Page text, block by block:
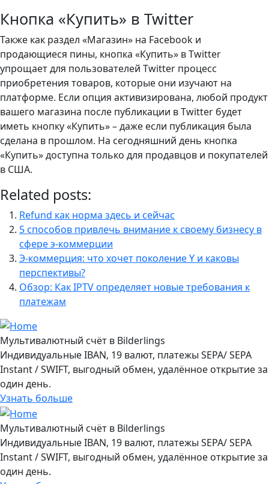
Кнопка «Купить» в Twitter
Также как раздел «Магазин» на Facebook и
продающиеся пины, кнопка «Купить» в Twitter
упрощает для пользователей Twitter процесс
приобретения товаров, которые они изучают на
платформе. Если опция активизирована, любой продукт
вашего магазина после публикации в Twitter будет
иметь кнопку «Купить» – даже если публикация была
сделана в прошлом. На сегодняшний день кнопка
«Купить» доступна только для продавцов и покупателей
в США.
Related posts:
Refund как норма здесь и сейчас
5 способов привлечь внимание к своему бизнесу в
сфере э-коммерции
Э-коммерция: что хочет поколение Y и каковы
перспективы?
Обзор: Как IPTV определяет новые требования к
платежам
Мультивалютный счёт в Bilderlings
Индивидуальные IBAN, 19 валют, платежы SEPA/ SEPA
Instant / SWIFT, выгодный обмен, удалённое открытие за
один день.
Узнать больше
Мультивалютный счёт в Bilderlings
Индивидуальные IBAN, 19 валют, платежы SEPA/ SEPA
Instant / SWIFT, выгодный обмен, удалённое открытие за
один день.